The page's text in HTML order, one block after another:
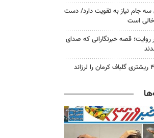
سه جام نیاز به تقویت دارد/ دست
خالی است
روایت؛ قصه خبرنگارانی که صدای